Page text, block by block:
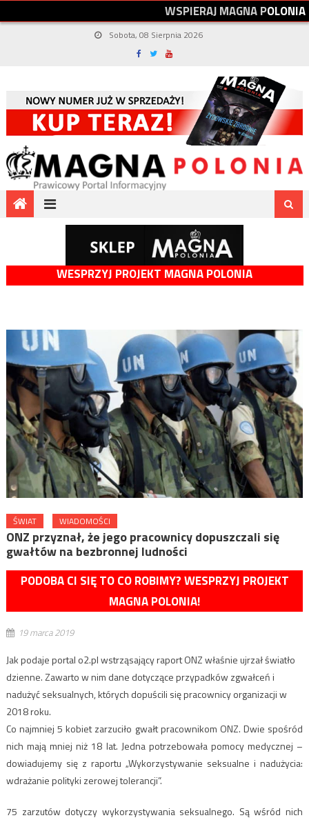
WSPIERAJMAGNAPOLONIA
Sobota, 08 Sierpnia 2026
WESPRZYJ PROJEKT MAGNA POLONIA
ŚWIAT WIADOMOŚCI
ONZ przyznał, że jego pracownicy dopuszczali się
gwałtów na bezbronnej ludności
PODOBA CI SIĘ TO CO ROBIMY? WESPRZYJ PROJEKT
MAGNA POLONIA!
19 marca 2019
Jak podaje portal o2.pl wstrząsający raport ONZ właśnie ujrzał światło
dzienne. Zawarto w nim dane dotyczące przypadków zgwałceń i
nadużyć seksualnych, których dopuścili się pracownicy organizacji w
2018 roku.
Co najmniej 5 kobiet zarzuciło gwałt pracownikom ONZ. Dwie spośród
nich mają mniej niż 18 lat. Jedna potrzebowała pomocy medycznej –
dowiadujemy się z raportu „Wykorzystywanie seksualne i nadużycia:
wdrażanie polityki zerowej tolerancji”.
75 zarzutów dotyczy wykorzystywania seksualnego. Są wśród nich